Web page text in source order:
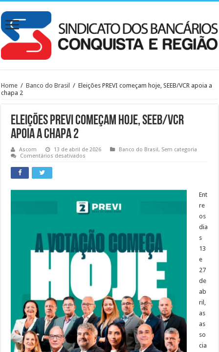
Home / Banco do Brasil / Eleições PREVI começam hoje, SEEB/VCR apoia a
chapa 2
Eleições PREVI começam hoje, SEEB/VCR
apoia a chapa 2
Ascom 13 de abril de 2026 Banco do Brasil, Sem categoria
Comentários desativados
a
chapa
2
Ent
re
os
dia
s
13
e
27
de
ab
ril,
as
as
so
cia